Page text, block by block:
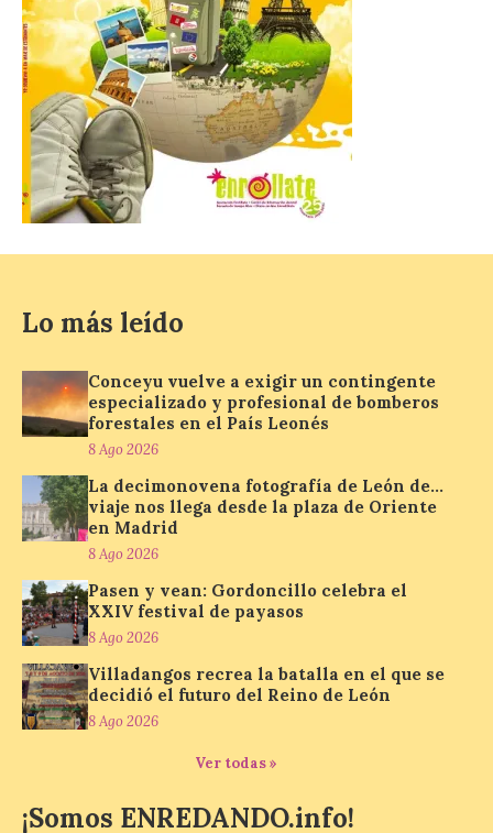
que no será necesario
desplazarse y se
recomienda no acudir a Gijón/Xixón en
coche ni usarlo ese día. Los accesos a
la Campa Torres y La […]
La decimonovena
fotografía de León de…
viaje nos llega desde la
Madrid
de…viaje. Una iniciativa
organizado por la sección
juvenil de la Asociación
Enróllate, la Asociación
Conceyu País Llionés y el Diario de
Turismo, Ocio e Información para
jóvenes “Enredando.info”. Pilar Aller Aller
nos envía la décimo […]
Los minerales y sus usos
más comunes centran la
nueva exposición del
Museo de la Siderurgia y
la Minería de Sabero
8 Ago 2026
inaugurará el sábado día 8
Lo más leído
Conceyu vuelve a exigir un contingente
especializado y profesional de bomberos
forestales en el País Leonés
8 Ago 2026
La decimonovena fotografía de León de…
viaje nos llega desde la plaza de Oriente
en Madrid
8 Ago 2026
Pasen y vean: Gordoncillo celebra el
XXIV festival de payasos
8 Ago 2026
Villadangos recrea la batalla en el que se
decidió el futuro del Reino de León
8 Ago 2026
Ver todas »
¡Somos ENREDANDO.info!